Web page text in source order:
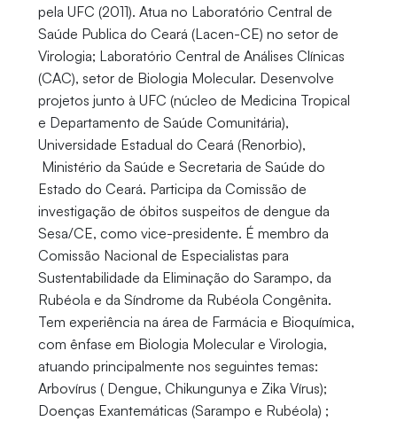
pela UFC (2011). Atua no Laboratório Central de
Saúde Publica do Ceará (Lacen-CE) no setor de
Virologia; Laboratório Central de Análises Clínicas
(CAC), setor de Biologia Molecular. Desenvolve
projetos junto à UFC (núcleo de Medicina Tropical
e Departamento de Saúde Comunitária),
Universidade Estadual do Ceará (Renorbio),
Ministério da Saúde e Secretaria de Saúde do
Estado do Ceará. Participa da Comissão de
investigação de óbitos suspeitos de dengue da
Sesa/CE, como vice-presidente. É membro da
Comissão Nacional de Especialistas para
Sustentabilidade da Eliminação do Sarampo, da
Rubéola e da Síndrome da Rubéola Congênita.
Tem experiência na área de Farmácia e Bioquímica,
com ênfase em Biologia Molecular e Virologia,
atuando principalmente nos seguintes temas:
Arbovírus ( Dengue, Chikungunya e Zika Vírus);
Doenças Exantemáticas (Sarampo e Rubéola) ;